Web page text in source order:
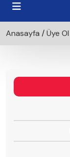
Anasayfa /Üye Ol